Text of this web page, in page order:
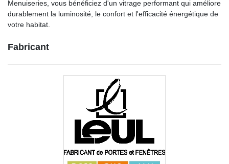
Menuiseries, vous bénéficiez d'un vitrage performant qui améliore
durablement la luminosité, le confort et l'efficacité énergétique de
votre habitat.
Fabricant